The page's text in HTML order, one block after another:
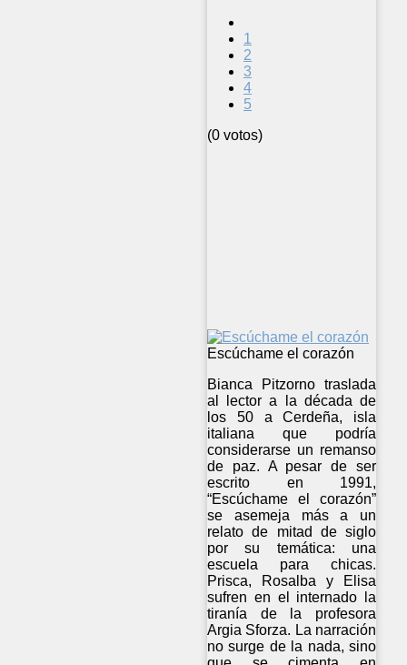
1
2
3
4
5
(0 votos)
Escúchame el corazón
Bianca Pitzorno traslada
al lector a la década de
los 50 a Cerdeña, isla
italiana que podría
considerarse un remanso
de paz. A pesar de ser
escrito en 1991,
“Escúchame el corazón”
se asemeja más a un
relato de mitad de siglo
por su temática: una
escuela para chicas.
Prisca, Rosalba y Elisa
sufren en el internado la
tiranía de la profesora
Argia Sforza. La narración
no surge de la nada, sino